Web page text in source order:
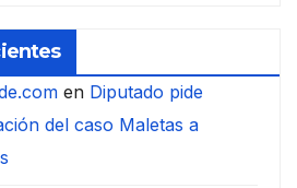
en Diputado pide
del caso Maletas a